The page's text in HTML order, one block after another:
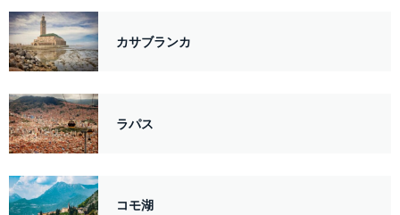
カサブランカ
ラパス
コモ湖